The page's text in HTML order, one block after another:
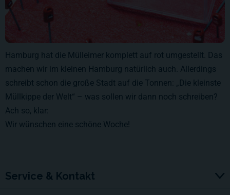
Hamburg hat die Mülleimer komplett auf rot umgestellt. Das
machen wir im kleinen Hamburg natürlich auch. Allerdings
schreibt schon die große Stadt auf die Tonnen: „Die kleinste
Müllkippe der Welt“ – was sollen wir dann noch schreiben?
Ach so, klar:
Wir wünschen eine schöne Woche!
Service & Kontakt